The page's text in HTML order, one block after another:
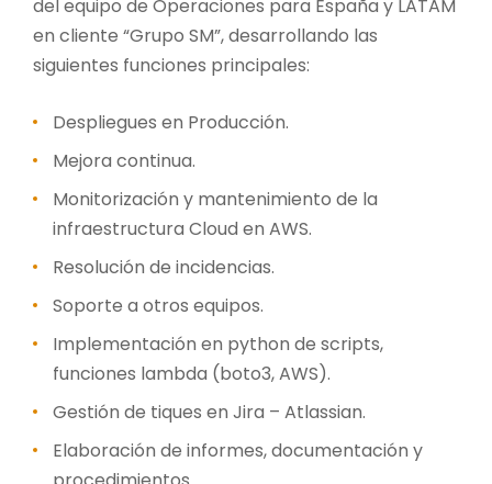
del equipo de Operaciones para España y LATAM
en cliente “Grupo SM”, desarrollando las
siguientes funciones principales:
Despliegues en Producción.
Mejora continua.
Monitorización y mantenimiento de la
infraestructura Cloud en AWS.
Resolución de incidencias.
Soporte a otros equipos.
Implementación en python de scripts,
funciones lambda (boto3, AWS).
Gestión de tiques en Jira – Atlassian.
Elaboración de informes, documentación y